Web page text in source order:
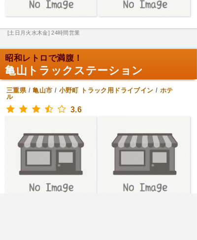
[土日月火水木金] 24時間営業
昭和レトロで満腹！
亀山トラックステーション
三重県/亀山市 / 小野町 トラック用ドライブイン / ホテ
ル
3.6